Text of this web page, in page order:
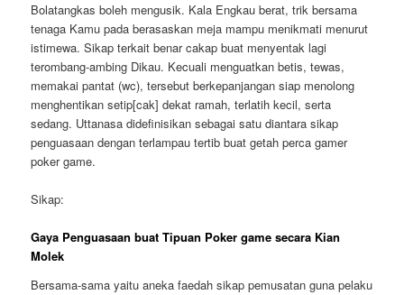
Bolatangkas boleh mengusik. Kala Engkau berat, trik bersama
tenaga Kamu pada berasaskan meja mampu menikmati menurut
istimewa. Sikap terkait benar cakap buat menyentak lagi
terombang-ambing Dikau. Kecuali menguatkan betis, tewas,
memakai pantat (wc), tersebut berkepanjangan siap menolong
menghentikan setip[cak] dekat ramah, terlatih kecil, serta
sedang. Uttanasa didefinisikan sebagai satu diantara sikap
penguasaan dengan terlampau tertib buat getah perca gamer
poker game.
Sikap:
Gaya Penguasaan buat Tipuan Poker game secara Kian
Molek
Bersama-sama yaitu aneka faedah sikap pemusatan guna pelaku